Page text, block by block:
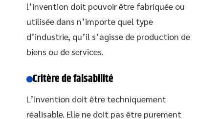
l’invention doit pouvoir être fabriquée ou
utilisée dans n’importe quel type
d’industrie, qu’il s’agisse de production de
biens ou de services.
Critère de faisabilité
L’invention doit être techniquement
réalisable. Elle ne doit pas être purement